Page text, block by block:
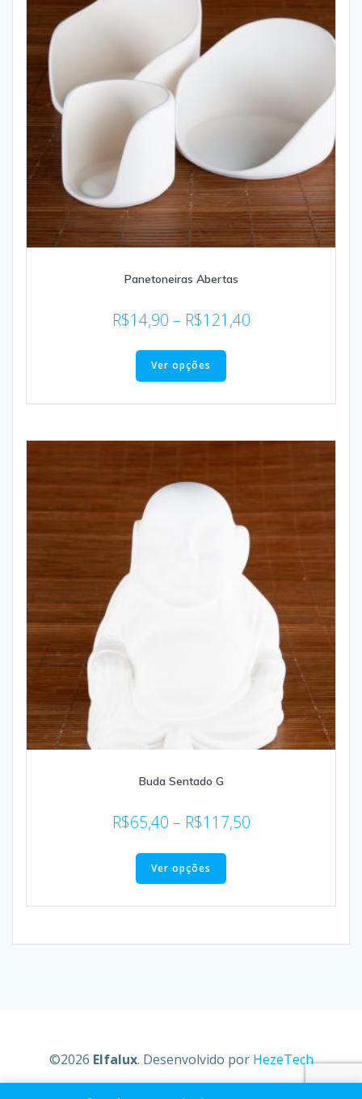
Panetoneiras Abertas
R$14,90 – R$121,40
Ver opções
Buda Sentado G
R$65,40 – R$117,50
Ver opções
©2026 Elfalux. Desenvolvido por HezeTech